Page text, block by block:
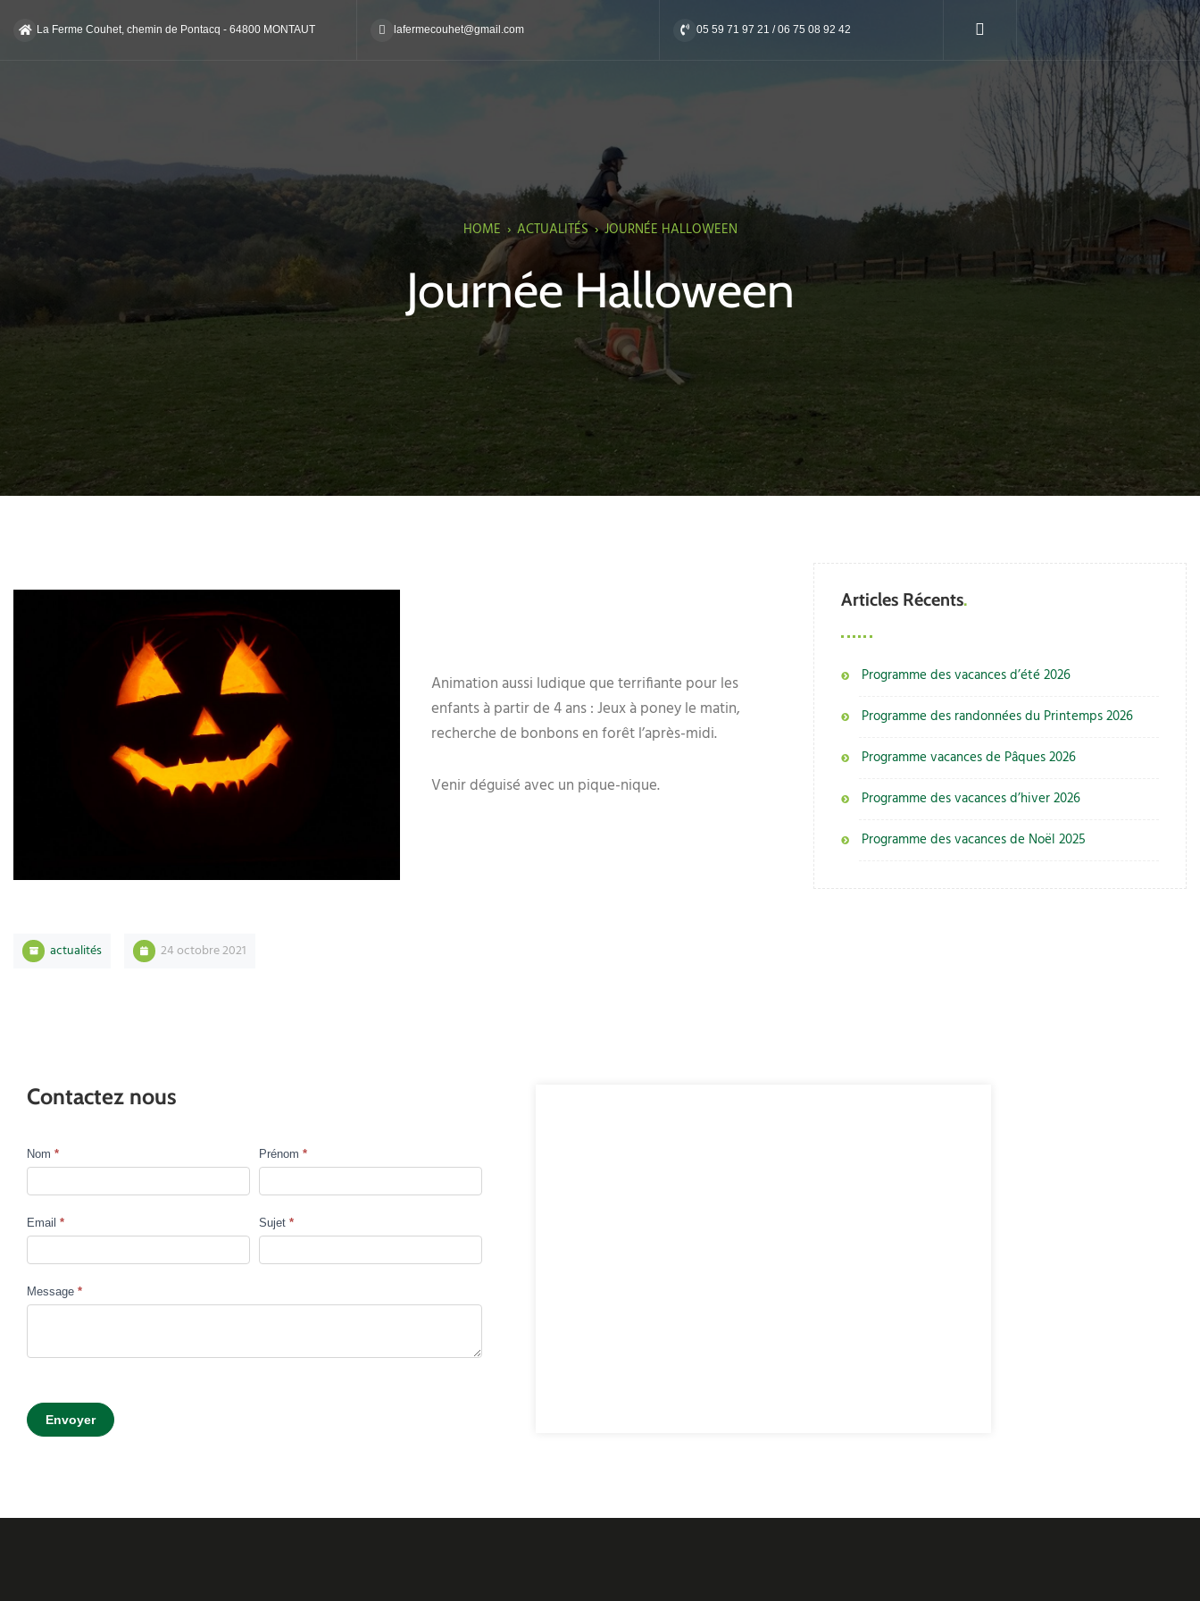
La Ferme Couhet, chemin de Pontacq - 64800 MONTAUT lafermecouhet@gmail.com 05 59 71 97 21 / 06 75 08 92 42
HOME › ACTUALITÉS›JOURNÉE HALLOWEEN
Journée Halloween
Animation aussi ludique que terrifiante pour les
enfants à partir de 4 ans : Jeux à poney le matin,
recherche de bonbons en forêt l’après-midi.
Venir déguisé avec un pique-nique.
actualités 24 octobre 2021
Articles Récents
Programme des vacances d’été 2026
Programme des randonnées du Printemps 2026
Programme vacances de Pâques 2026
Programme des vacances d’hiver 2026
Programme des vacances de Noël 2025
Contactez nous
Contact
Us
Nom * Prénom*
Email * Sujet*
Message *
Envoyer